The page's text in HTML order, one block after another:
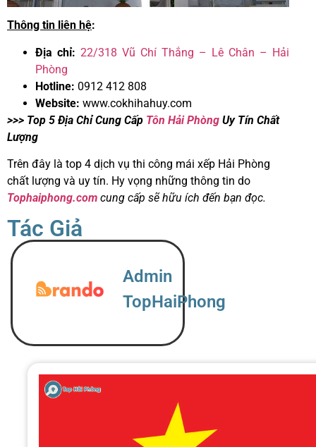
Thông tin liên hệ:
Địa chỉ: 22/318 Vũ Chí Thắng – Lê Chân – Hải
Phòng
Hotline: 0912 412 808
Website: www.cokhihahuy.com
>>> Top 5 Địa Chỉ Cung Cấp Tôn Hải Phòng Uy Tín Chất
Lượng
Trên đây là top 4 dịch vụ thi công mái xếp Hải Phòng
chất lượng và uy tín. Hy vọng những thông tin do
Tophaiphong.com cung cấp sẽ hữu ích đến bạn đọc.
Tác Giả
Admin
TopHaiPhong